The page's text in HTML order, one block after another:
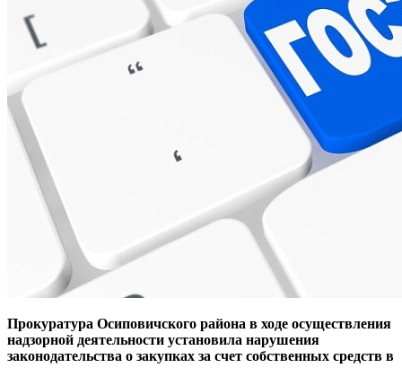
Прокуратура Осиповичского района в ходе осуществления
надзорной деятельности установила нарушения
законодательства о закупках за счет собственных средств в